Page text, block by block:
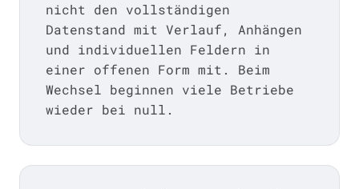
nicht den vollständigen
Datenstand mit Verlauf, Anhängen
und individuellen Feldern in
einer offenen Form mit. Beim
Wechsel beginnen viele Betriebe
wieder bei null.